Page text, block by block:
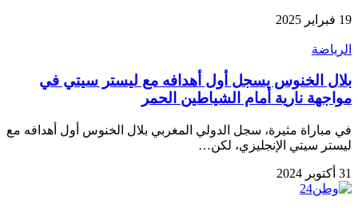
19 فبراير 2025
الرياضة
بلال الخنوس يسجل أول أهدافه مع ليستر سيتي في
مواجهة نارية أمام الشياطين الحمر
في مباراة مثيرة، سجل الدولي المغربي بلال الخنوس أول أهدافه مع
ليستر سيتي الإنجليزي، لكن…
31 أكتوبر 2024